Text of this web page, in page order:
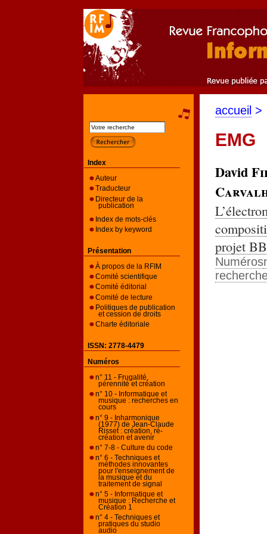
accueil >
EMG
David
projet
Numéros
Index
Auteur
Traducteur
Directeur de la
publication
Index de mots-clés
Index by keyword
Présentation
À propos de la RFIM
Comité scientifique
Comité éditorial
Comité de lecture
Politiques de publication
et cession de droits
Charte éditoriale
ISSN: 2778-4479
Numéros
n° 11 - Frugalité,
pérennité et création
n° 10 - Informatique et
musique : recherches en
cours
n° 9 - Inharmonique
(1977) de Jean-Claude
Risset : création, ré-
création et avenir
n° 7-8 - Culture du code
n° 6 - Techniques et
méthodes innovantes
pour l'enseignement de
la musique et du
traitement de signal
n° 5 - Informatique et
musique : Recherche et
Création 1
n° 4 - Techniques et
pratiques du studio
audio